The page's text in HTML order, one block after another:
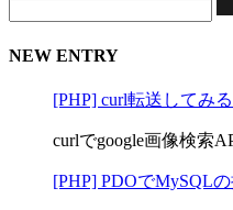
NEW ENTRY
[PHP] curl転送してみる
curlでgoogle画像検索
[PHP] PDOでMySQL